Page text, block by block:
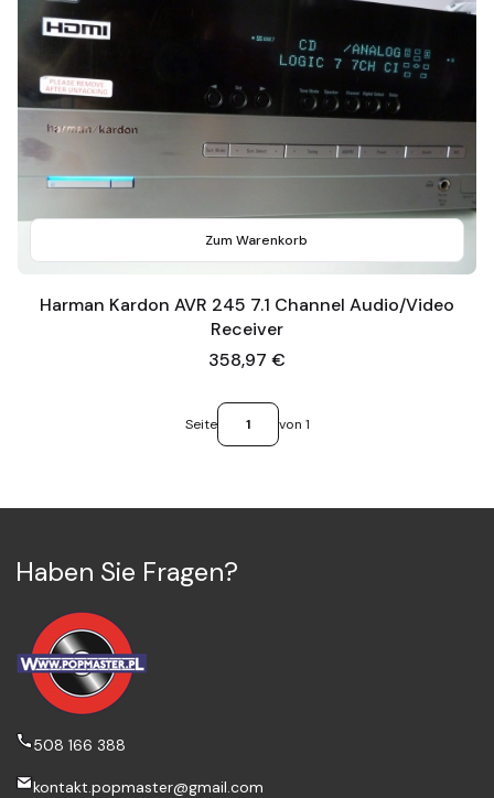
Zum Warenkorb
Harman Kardon AVR 245 7.1 Channel Audio/Video
Receiver
Preis
358,97 €
Seite von 1
Haben Sie Fragen?
508 166 388
kontakt.popmaster@gmail.com